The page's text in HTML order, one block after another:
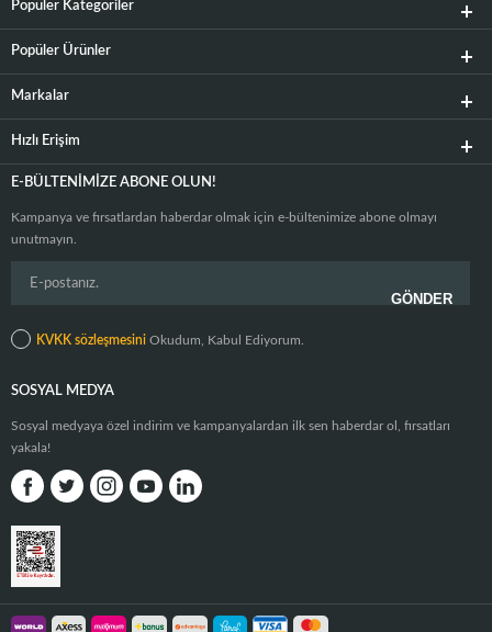
Popüler Kategoriler
Popüler Ürünler
Markalar
Hızlı Erişim
E-BÜLTENIMIZE ABONE OLUN!
Kampanya ve fırsatlardan haberdar olmak için e-bültenimize abone olmayı
unutmayın.
KVKK sözleşmesini Okudum, Kabul Ediyorum.
SOSYAL MEDYA
Sosyal medyaya özel indirim ve kampanyalardan ilk sen haberdar ol, fırsatları
yakala!